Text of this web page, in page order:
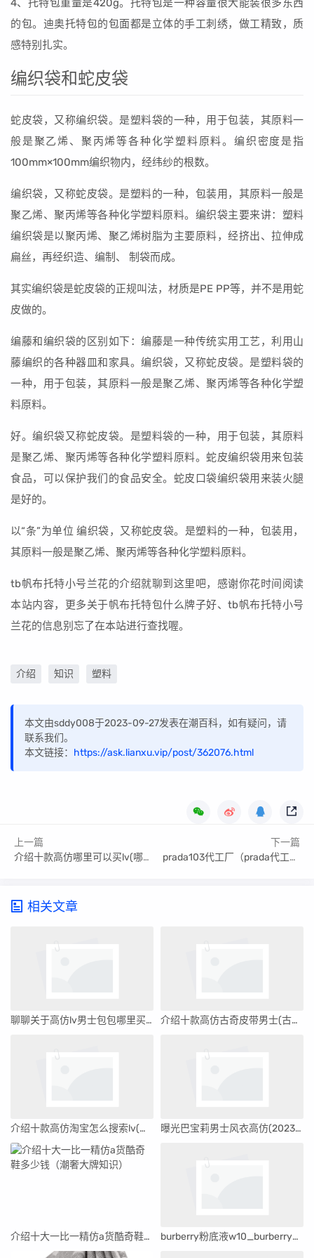
4、托特包重量是420g。托特包是一种容量很大能装很多东西
的包。迪奥托特包的包面都是立体的手工刺绣，做工精致，质
感特别扎实。
编织袋和蛇皮袋
蛇皮袋，又称编织袋。是塑料袋的一种，用于包装，其原料一
般是聚乙烯、聚丙烯等各种化学塑料原料。编织密度是指
100mm×100mm编织物内，经纬纱的根数。
编织袋，又称蛇皮袋。是塑料的一种，包装用，其原料一般是
聚乙烯、聚丙烯等各种化学塑料原料。编织袋主要来讲：塑料
编织袋是以聚丙烯、聚乙烯树脂为主要原料，经挤出、拉伸成
扁丝，再经织造、编制、 制袋而成。
其实编织袋是蛇皮袋的正规叫法，材质是PE PP等，并不是用蛇
皮做的。
编藤和编织袋的区别如下：编藤是一种传统实用工艺，利用山
藤编织的各种器皿和家具。编织袋，又称蛇皮袋。是塑料袋的
一种，用于包装，其原料一般是聚乙烯、聚丙烯等各种化学塑
料原料。
好。编织袋又称蛇皮袋。是塑料袋的一种，用于包装，其原料
是聚乙烯、聚丙烯等各种化学塑料原料。蛇皮编织袋用来包装
食品，可以保护我们的食品安全。蛇皮口袋编织袋用来装火腿
是好的。
以“条”为单位 编织袋，又称蛇皮袋。是塑料的一种，包装用，
其原料一般是聚乙烯、聚丙烯等各种化学塑料原料。
tb帆布托特小号兰花的介绍就聊到这里吧，感谢你花时间阅读
本站内容，更多关于帆布托特包什么牌子好、tb帆布托特小号
兰花的信息别忘了在本站进行查找喔。
介绍 知识 塑料
本文由sddy008于2023-09-27发表在潮百科，如有疑问，请
联系我们。
本文链接： https://ask.lianxu.vip/post/362076.html
上一篇
介绍十款高仿哪里可以买lv(哪里可以买LV羽毛球拍)
下一篇
prada103代工厂（prada代工厂原单）
相关文章
聊聊关于高仿lv男士包包哪里买(答案揭晓) 介绍十款高仿古奇皮带男士(古奇皮带男士多少钱)
介绍十款高仿淘宝怎么搜索lv(淘宝怎么搜索两年前的订单) 曝光巴宝莉男士风衣高仿(2023更新中)
介绍十大一比一精仿a货酷奇鞋多少钱（潮奢大牌知识） burberry粉底液w10_burberry的粉底液